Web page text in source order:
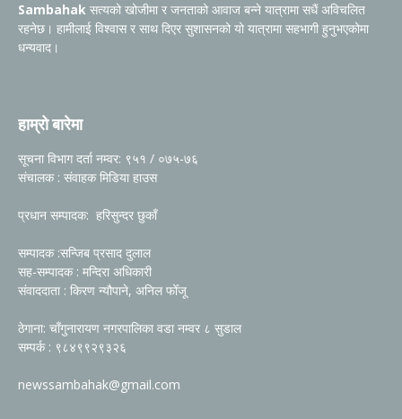
Sambahak सत्यको खोजीमा र जनताको आवाज बन्ने यात्रामा सधैं अविचलित
रहनेछ। हामीलाई विश्वास र साथ दिएर सुशासनको यो यात्रामा सहभागी हुनुभएकोमा
धन्यवाद।
हाम्रो बारेमा
सूचना विभाग दर्ता नम्वर: ९५१ / ०७५-७६
संचालक : संवाहक मिडिया हाउस
प्रधान सम्पादक: हरिसुन्दर छुकाँ
सम्पादक :सन्जिब प्रसाद दुलाल
सह-सम्पादक : मन्दिरा अधिकारी
संवाददाता : किरण न्यौपाने, अनिल फोँजू
ठेगाना: चाँगुनारायण नगरपालिका वडा नम्वर ८ सुडाल
सम्पर्क : ९८४९९२९३२६
newssambahak@gmail.com